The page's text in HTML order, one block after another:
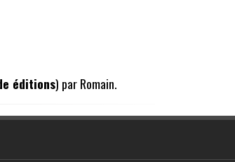
éditions) par Romain.